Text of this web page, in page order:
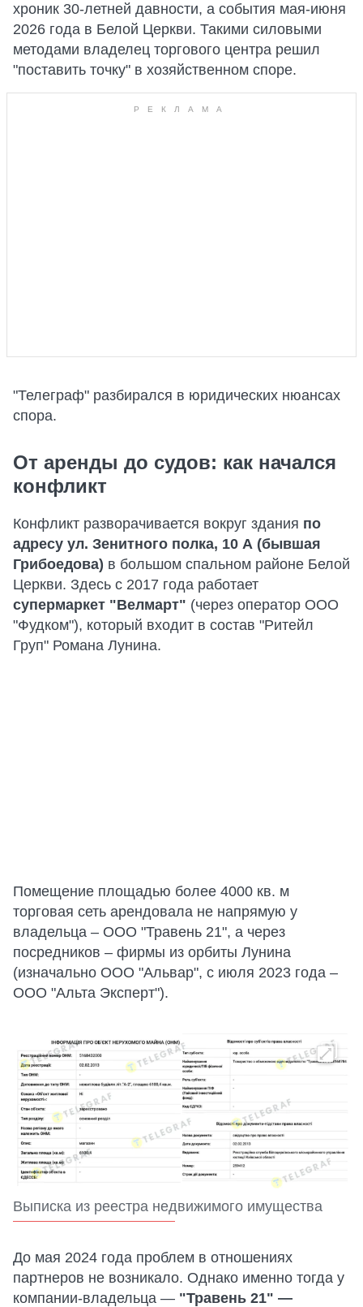
хроник 30-летней давности, а события мая-июня
2026 года в Белой Церкви. Такими силовыми
методами владелец торгового центра решил
"поставить точку" в хозяйственном споре.
"Телеграф" разбирался в юридических нюансах
спора.
От аренды до судов: как начался
конфликт
Конфликт разворачивается вокруг здания по
адресу ул. Зенитного полка, 10 А (бывшая
Грибоедова) в большом спальном районе Белой
Церкви. Здесь с 2017 года работает
супермаркет "Велмарт" (через оператор ООО
"Фудком"), который входит в состав "Ритейл
Груп" Романа Лунина.
Помещение площадью более 4000 кв. м
торговая сеть арендовала не напрямую у
владельца – ООО "Травень 21", а через
посредников – фирмы из орбиты Лунина
(изначально ООО "Альвар", с июля 2023 года –
ООО "Альта Эксперт").
Выписка из реестра недвижимого имущества
До мая 2024 года проблем в отношениях
партнеров не возникало. Однако именно тогда у
компании-владельца — "Травень 21" —